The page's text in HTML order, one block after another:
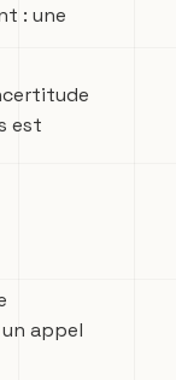
: une
est
appel